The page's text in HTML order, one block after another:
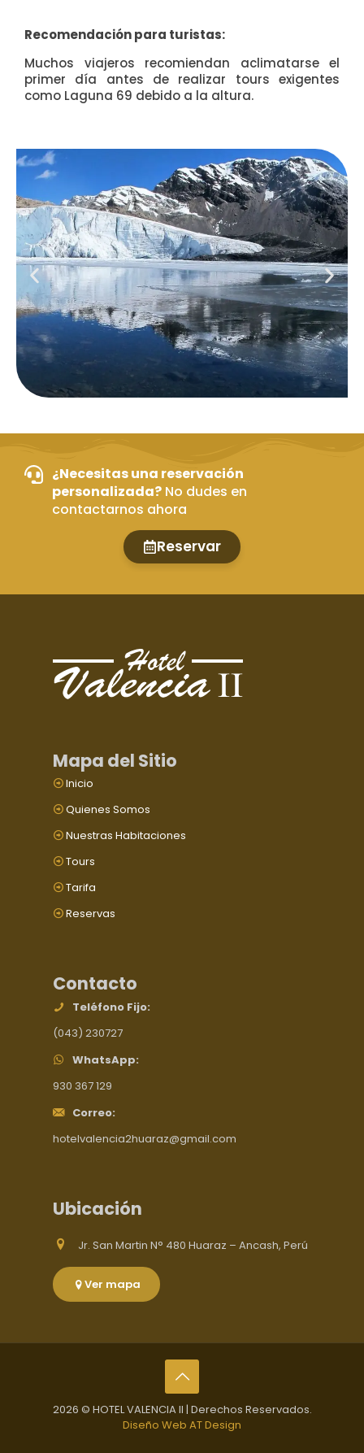
Recomendación para turistas:
Muchos viajeros recomiendan aclimatarse el
primer día antes de realizar tours exigentes
como Laguna 69 debido a la altura.
¿Necesitas una reservación
personalizada?No dudes en
contactarnos ahora
Reservar
Mapa del Sitio
Inicio
Quienes Somos
Nuestras Habitaciones
Tours
Tarifa
Reservas
Contacto
Teléfono Fijo:
(043) 230727
WhatsApp:
930 367 129
Correo:
hotelvalencia2huaraz@gmail.com
Ubicación
Jr. San Martin N° 480 Huaraz – Ancash, Perú
Ver mapa
2026 © HOTEL VALENCIA II | Derechos Reservados.
Diseño Web AT Design